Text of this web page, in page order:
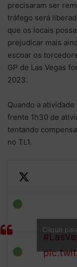
precisaram ser
tráfego será
que os locais
prejudicar mais
escoar os
GP de Las Vegas
2023.
Quando a
frente 1h30 de
tentando
no TL1.
GREENset
Clique